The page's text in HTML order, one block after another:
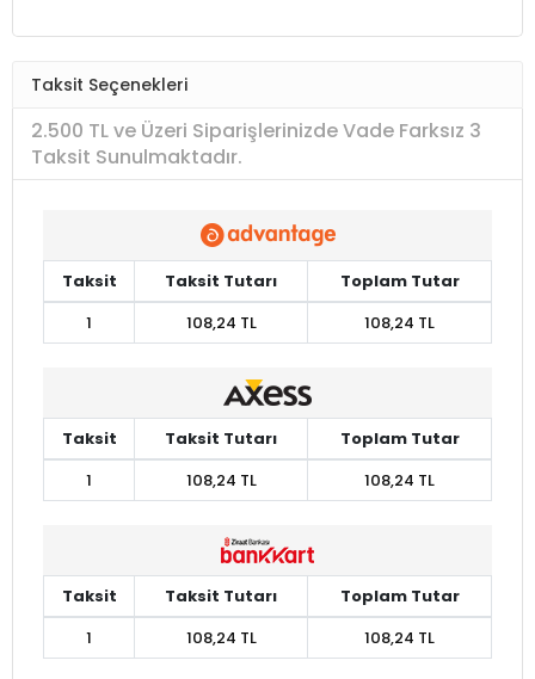
Taksit Seçenekleri
2.500 TL ve Üzeri Siparişlerinizde Vade Farksız 3
Taksit Sunulmaktadır.
Taksit Taksit Tutarı
Toplam Tutar
1
108,24 TL 108,24 TL
Taksit Taksit Tutarı
Toplam Tutar
1
108,24 TL 108,24 TL
Taksit Taksit Tutarı
Toplam Tutar
1
108,24 TL 108,24 TL